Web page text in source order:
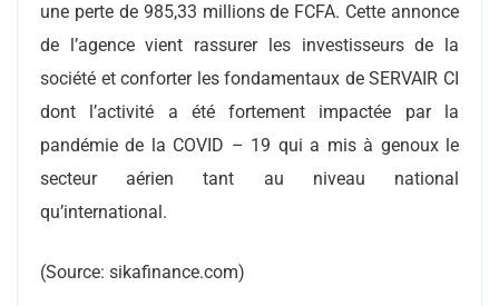
une perte de 985,33 millions de FCFA. Cette annonce
de l’agence vient rassurer les investisseurs de la
société et conforter les fondamentaux de SERVAIR CI
dont l’activité a été fortement impactée par la
pandémie de la COVID – 19 qui a mis à genoux le
secteur aérien tant au niveau national
qu’international.
(Source: sikafinance.com)